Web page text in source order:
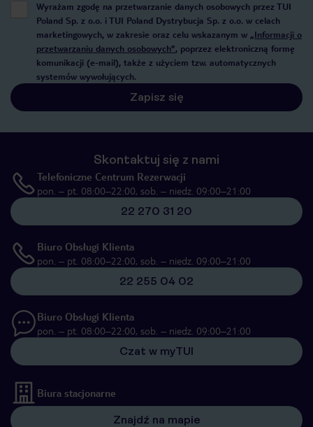
Wyrażam zgodę na przetwarzanie danych osobowych przez TUI
Poland Sp. z o.o. i TUI Poland Dystrybucja Sp. z o.o. w celach
marketingowych, w zakresie oraz celu wskazanym w „Informacji o
przetwarzaniu danych osobowych”, poprzez elektroniczną formę
komunikacji (e-mail), także z użyciem tzw. automatycznych
systemów wywołujących.
Zapisz się
Skontaktuj się z nami
Telefoniczne Centrum Rezerwacji
pon. – pt. 08:00–22:00, sob. – niedz. 09:00–21:00
22 270 31 20
Biuro Obsługi Klienta
pon. – pt. 08:00–22:00, sob. – niedz. 09:00–21:00
22 255 04 02
Biuro Obsługi Klienta
pon. – pt. 08:00–22:00, sob. – niedz. 09:00–21:00
Czat w myTUI
Biura stacjonarne
Znajdź na mapie